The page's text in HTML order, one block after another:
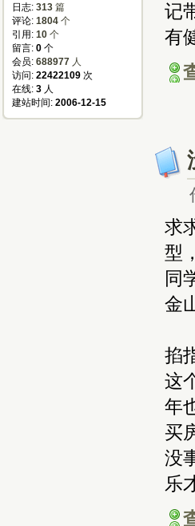
记
有
求
型
同
金
掐
这
年
买
没
乐
日志: 313 篇
评论: 1804 个
引用: 10 个
留言: 0 个
会员: 688977 人
访问: 22422109 次
在线: 3 人
建站时间: 2006-12-15